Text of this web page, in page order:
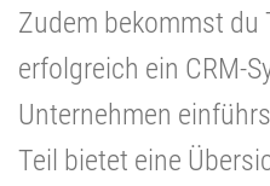
Zudem bekommst du
erfolgreich ein CRM-
Unternehmen
Teil bietet eine